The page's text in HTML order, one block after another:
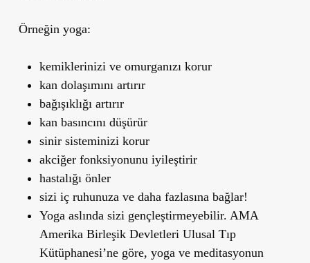
Örneğin yoga:
kemiklerinizi ve omurganızı korur
kan dolaşımını artırır
bağışıklığı artırır
kan basıncını düşürür
sinir sisteminizi korur
akciğer fonksiyonunu iyileştirir
hastalığı önler
sizi iç ruhunuza ve daha fazlasına bağlar!
Yoga aslında sizi gençleştirmeyebilir. AMA
Amerika Birleşik Devletleri Ulusal Tıp
Kütüphanesi’ne göre, yoga ve meditasyonun